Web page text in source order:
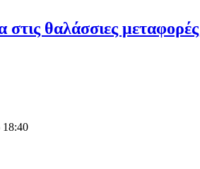
θαλάσσιες
18:40